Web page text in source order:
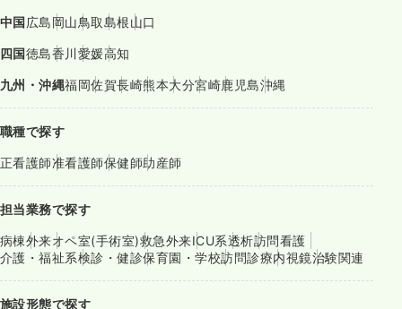
中国広島岡山鳥取島根山口
四国徳島香川愛媛高知
九州・沖縄福岡佐賀長崎熊本大分宮崎鹿児島沖縄
職種で探す
正看護師准看護師保健師助産師
担当業務で探す
病棟外来オペ室(手術室)救急外来ICU系透析訪問看護
介護・福祉系検診・健診保育園・学校訪問診療内視鏡治験関連
施設形態で探す